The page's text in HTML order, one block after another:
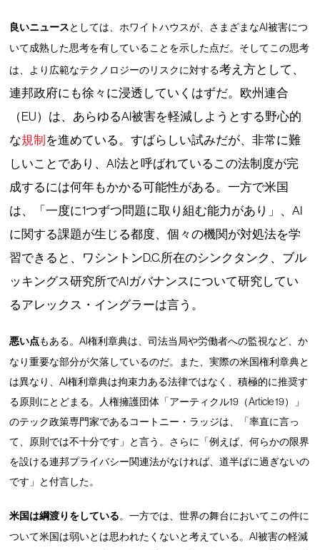
良いニュースとしては、ホワイトハウスが、さまざまなAI被害につ
いて成熟した思考を有していることを示した点だ。そしてこの思考
は、より広範なテクノロジーのリスクに対する考え方として、
連邦政府にも徐々に浸透していくはずだ。欧州連合
（EU）は、あらゆるAI被害を軽減しようとする野心的
な規制 を進めている。すばらしい試みだが、非常に難
しいことであり、AI法と呼ばれているこの法制度が完
成するには何年もかかる可能性がある。一方で米国
は、「一度に1つずつ問題に取り組む能力があり」、AI
に関する課題が生じる都度、個々の機関が対処法を学
習できると、ワシントンD.C.所在のシンクタンク、ブル
ッキングス研究所でAIガバナンスについて研究してい
るアレックス・イングラーは言う。
悪い点もある。AI権利章典は、司法当局や労働者への監視など、か
なり重要な部分が欠落しているのだ。また、実際の米国権利章典と
は異なり、AI権利章典は拘束力ある法律ではなく、積極的に推奨す
る原則にとどまる。人権擁護団体「アーティクル19（Article 19）」
のテック政策専門家であるコートニー・ラッジは、「率直に言っ
て、原則では不十分です」と言う。さらに「例えば、何らかの限界
を設ける連邦プライバシー関連法がなければ、道半ばに過ぎないの
です」と付言した。
米国は綱渡りをしている。一方では、世界の舞台においてこの件に
ついて米国は弱いとは思われたくないと考えている。AI被害の軽減